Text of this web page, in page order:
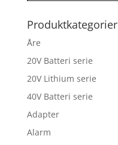
Produktkategorier
Åre
20V Batteri serie
20V Lithium serie
40V Batteri serie
Adapter
Alarm